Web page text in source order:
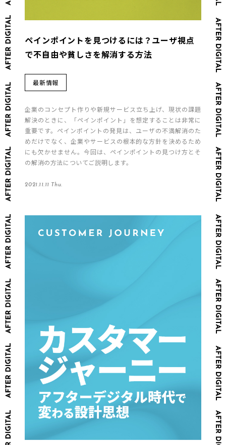
ペインポイントを見つけるには？ユーザ視点
で不自由や貧しさを解消する方法
最新情報
企業のコンセプト作りや新規サービス立ち上げ、現状の課題
解決のときに、「ペインポイント」を想定することは非常に
重要です。ペインポイントの発見は、ユーザの不満解消のた
めだけでなく、企業やサービスの根本的な方針を決めるため
にも欠かせません。今回は、ペインポイントの見つけ方とそ
の解消の方法についてご説明します。
2021.11.11 Thu.